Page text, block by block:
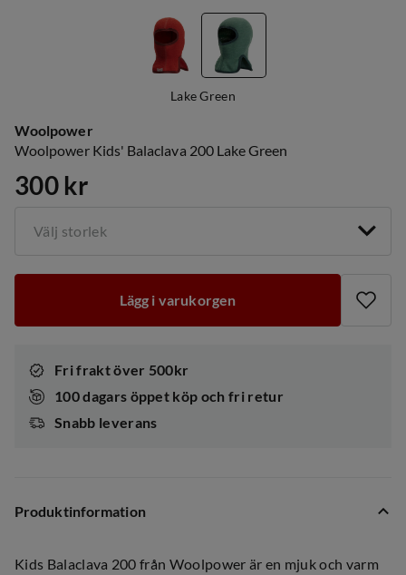
Lake Green
Woolpower
Woolpower Kids' Balaclava 200 Lake Green
price
300 kr
Välj storlek
Lägg i varukorgen
Fri frakt över 500kr
100 dagars öppet köp och fri retur
Snabb leverans
Produktinformation
Kids Balaclava 200 från Woolpower är en mjuk och varm